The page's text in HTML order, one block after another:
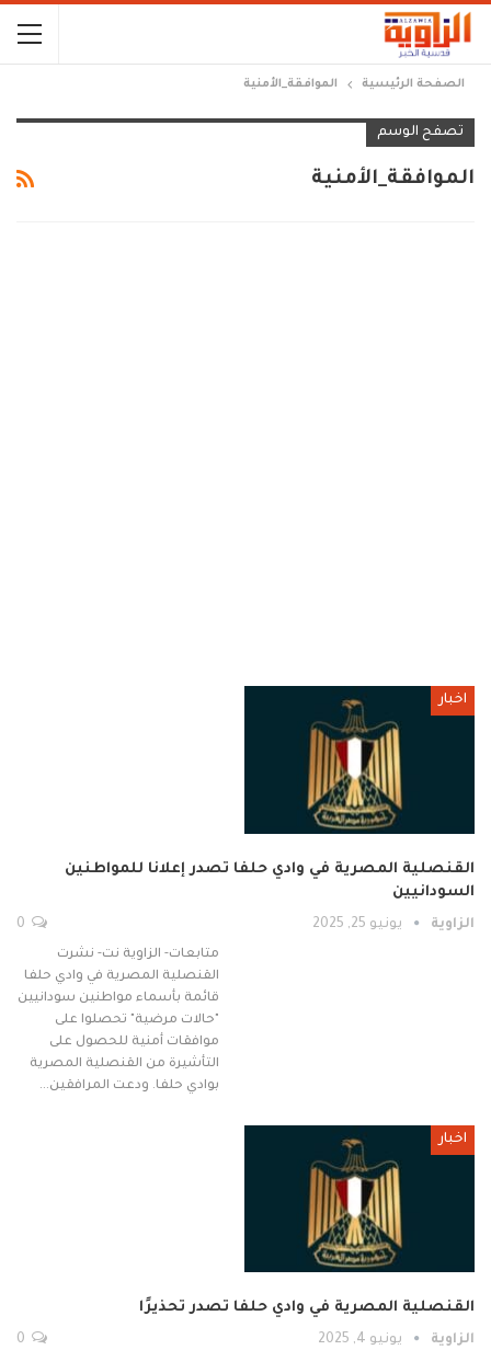
الصفحة الرئيسية الموافقة_الأمنية
تصفح الوسم
الموافقة_الأمنية
اخبار
القنصلية المصرية في وادي حلفا تصدر إعلانا للمواطنين
السودانيين
الزاوية يونيو 25, 2025
متابعات- الزاوية نت- نشرت
القنصلية المصرية في وادي حلفا
قائمة بأسماء مواطنين سودانيين
"حالات مرضية" تحصلوا على
موافقات أمنية للحصول على
التأشيرة من القنصلية المصرية
بوادي حلفا. ودعت المرافقين…
اخبار
القنصلية المصرية في وادي حلفا تصدر تحذيرًا
الزاوية يونيو 4, 2025